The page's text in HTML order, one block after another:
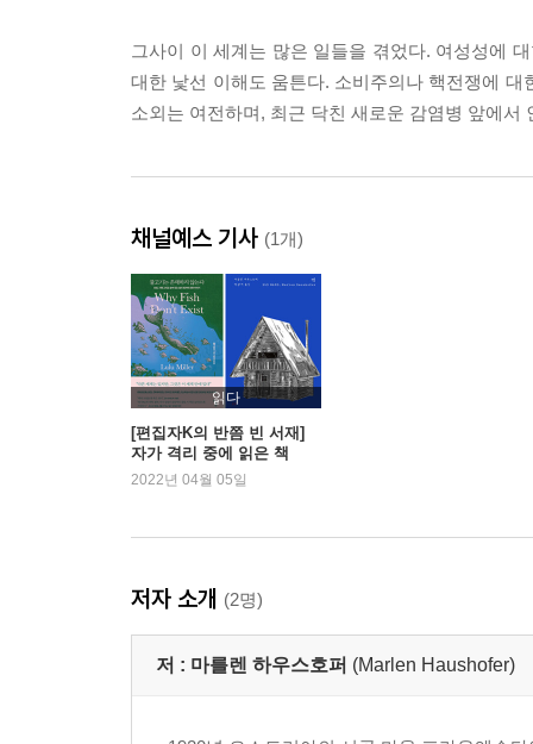
그사이 이 세계는 많은 일들을 겪었다. 여성성에
대한 낯선 이해도 움튼다. 소비주의나 핵전쟁에
소외는 여전하며, 최근 닥친 새로운 감염병 앞에
채널예스 기사 (1개)
읽다
[편집자K의 반쯤 빈 서재]
자가 격리 중에 읽은 책
2022년 04월 05일
저자 소개 (2명)
저 : 마를렌 하우스호퍼 (Marlen Haushofer)